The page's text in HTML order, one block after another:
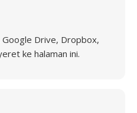
Drive, Dropbox,
ke halaman ini.